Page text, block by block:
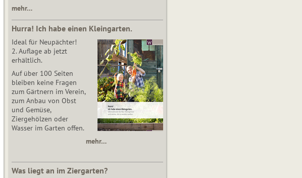
mehr…
Hurra! Ich habe einen Kleingarten.
Ideal für Neupächter!
2. Auflage ab jetzt
erhältlich.
Auf über 100 Seiten
bleiben keine Fragen
zum Gärtnern im Verein,
zum Anbau von Obst
und Gemüse,
Ziergehölzen oder
Wasser im Garten offen.
mehr…
Was liegt an im Ziergarten?